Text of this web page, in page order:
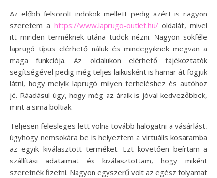
Az előbb felsorolt indokok mellett pedig azért is nagyon
szeretem a https://www.laprugo-outlet.hu/ oldalát, mivel
itt minden terméknek utána tudok nézni. Nagyon sokféle
laprugó típus elérhető náluk és mindegyiknek megvan a
maga funkciója. Az oldalukon elérhető tájékoztatók
segítségével pedig még teljes laikusként is hamar át fogjuk
látni, hogy melyik laprugó milyen terheléshez és autóhoz
jó. Ráadásul úgy, hogy még az áraik is jóval kedvezőbbek,
mint a sima boltiak.
Teljesen felesleges lett volna tovább halogatni a vásárlást,
úgyhogy nemsokára be is helyeztem a virtuális kosaramba
az egyik kiválasztott terméket. Ezt követően beírtam a
szállítási adataimat és kiválasztottam, hogy miként
szeretnék fizetni. Nagyon egyszerű volt az egész folyamat